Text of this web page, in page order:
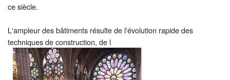
ce siècle.
L'ampleur des bâtiments résulte de l'évolution rapide des
techniques de construction, de l